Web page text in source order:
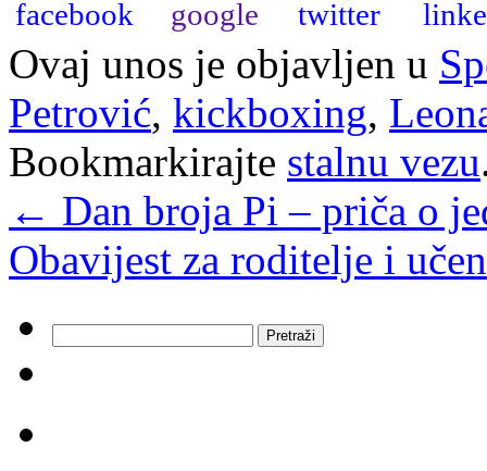
Ovaj unos je objavljen u
Petrović, kickboxing,
Bookmarkirajte stalnu vezu
← Dan broja Pi – priča o
Obavijest za roditelje i